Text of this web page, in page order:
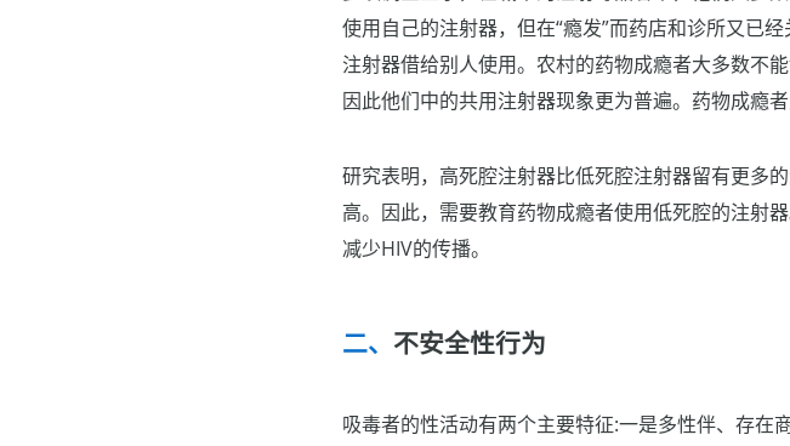
使用自己的注射器，但在“瘾发”而药店和诊所又已
注射器借给别人使用。农村的药物成瘾者大多数不
因此他们中的共用注射器现象更为普遍。药物成瘾
研究表明，高死腔注射器比低死腔注射器留有更多
高。因此，需要教育药物成瘾者使用低死腔的注射
减少HIV的传播。
不安全性行为
吸毒者的性活动有两个主要特征:一是多性伴、存在